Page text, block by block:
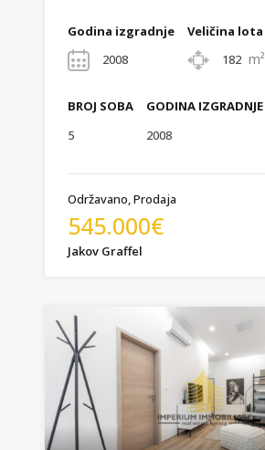
Godina izgradnje
2008
Veličina lota
182 m²
BROJ SOBA
5
GODINA IZGRADNJE
2008
Održavano, Prodaja
545.000€
Jakov Graffel